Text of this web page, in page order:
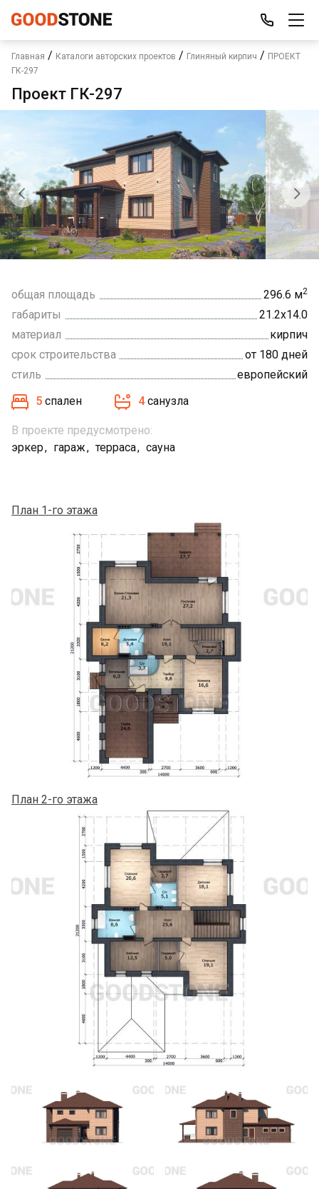
Главная / Каталоги авторских проектов / Глиняный кирпич / ПРОЕКТ
ГК-297
Проект ГК-297
общая площадь 296.6 м2
габариты
21.2х14.0
материал
кирпич
срок строительства
от 180 дней
стиль
европейский
5 спален 4 санузла
В проекте предусмотрено:
эркер
гараж терраса сауна
План 1-го этажа
План 2-го этажа